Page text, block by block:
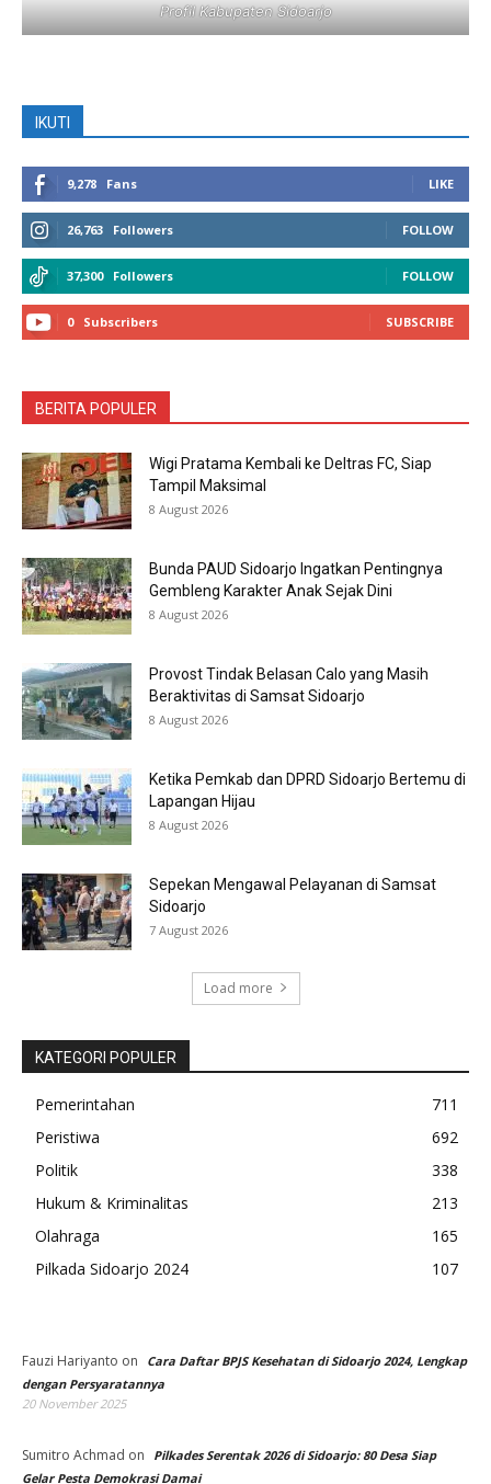
Profil Kabupaten Sidoarjo
IKUTI
9,278 Fans LIKE
26,763 Followers FOLLOW
37,300 Followers FOLLOW
0 Subscribers SUBSCRIBE
BERITA POPULER
Wigi Pratama Kembali ke Deltras FC, Siap
Tampil Maksimal
8 August 2026
Bunda PAUD Sidoarjo Ingatkan Pentingnya
Gembleng Karakter Anak Sejak Dini
8 August 2026
Provost Tindak Belasan Calo yang Masih
Beraktivitas di Samsat Sidoarjo
8 August 2026
Ketika Pemkab dan DPRD Sidoarjo Bertemu di
Lapangan Hijau
8 August 2026
Sepekan Mengawal Pelayanan di Samsat
Sidoarjo
7 August 2026
Load more
KATEGORI POPULER
Pemerintahan
711
Peristiwa
692
Politik
338
Hukum & Kriminalitas
213
Olahraga
165
Pilkada Sidoarjo 2024
107
Fauzi Hariyanto on
Cara Daftar BPJS Kesehatan di Sidoarjo 2024, Lengkap
dengan Persyaratannya
20 November 2025
Sumitro Achmad on
Pilkades Serentak 2026 di Sidoarjo: 80 Desa Siap
Gelar Pesta Demokrasi Damai